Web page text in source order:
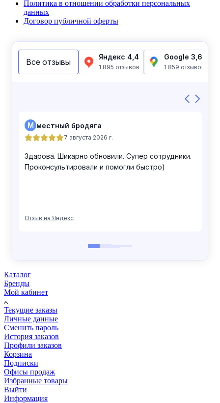
Политика в отношении обработки персональных
данных
Договор публичной оферты
Каталог
Бренды
Мой кабинет
Текущие заказы
Личные данные
Сменить пароль
История заказов
Профили заказов
Корзина
Подписки
Офисы продаж
Избранные товары
Выйти
Информация